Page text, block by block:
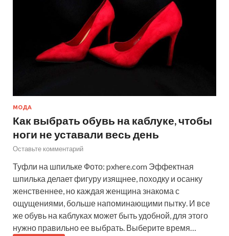
МОДА
Как выбрать обувь на каблуке, чтобы
ноги не уставали весь день
Оставьте комментарий
Туфли на шпильке Фото: pxhere.com Эффектная
шпилька делает фигуру изящнее, походку и осанку
женственнее, но каждая женщина знакома с
ощущениями, больше напоминающими пытку. И все
же обувь на каблуках может быть удобной, для этого
нужно правильно ее выбрать. Выберите время…